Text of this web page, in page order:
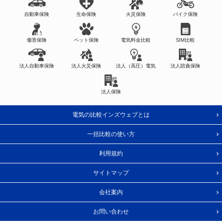
自動車保険 生命保険 火災保険 バイク保険
傷害保険 ペット保険 電気料金比較 SIM比較
法人自動車保険 法人火災保険 法人（高圧）電気 法人賠責保険
法人保険
電気の比較インズウェブとは
一括比較の使い方
利用規約
サイトマップ
会社案内
お問い合わせ